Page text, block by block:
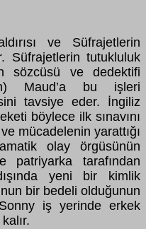
ve Süfrajetlerin
Süfrajetlerin tutukluluk
sözcüsü ve dedektifi
Maud’a bu işleri
tavsiye eder. İngiliz
böylece ilk sınavını
mücadelenin yarattığı
olay örgüsünün
patriyarka tarafından
yeni bir kimlik
bir bedeli olduğunun
iş yerinde erkek